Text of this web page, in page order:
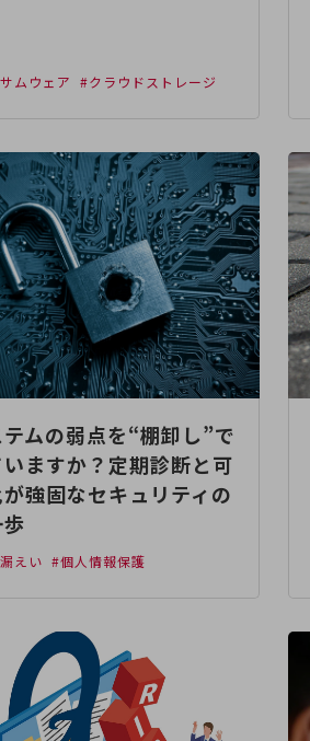
題
ムウェア #クラウドストレージ
ムの弱点を“棚卸し”で
いますか？定期診断と可
強固なセキュリティの
えい #個人情報保護